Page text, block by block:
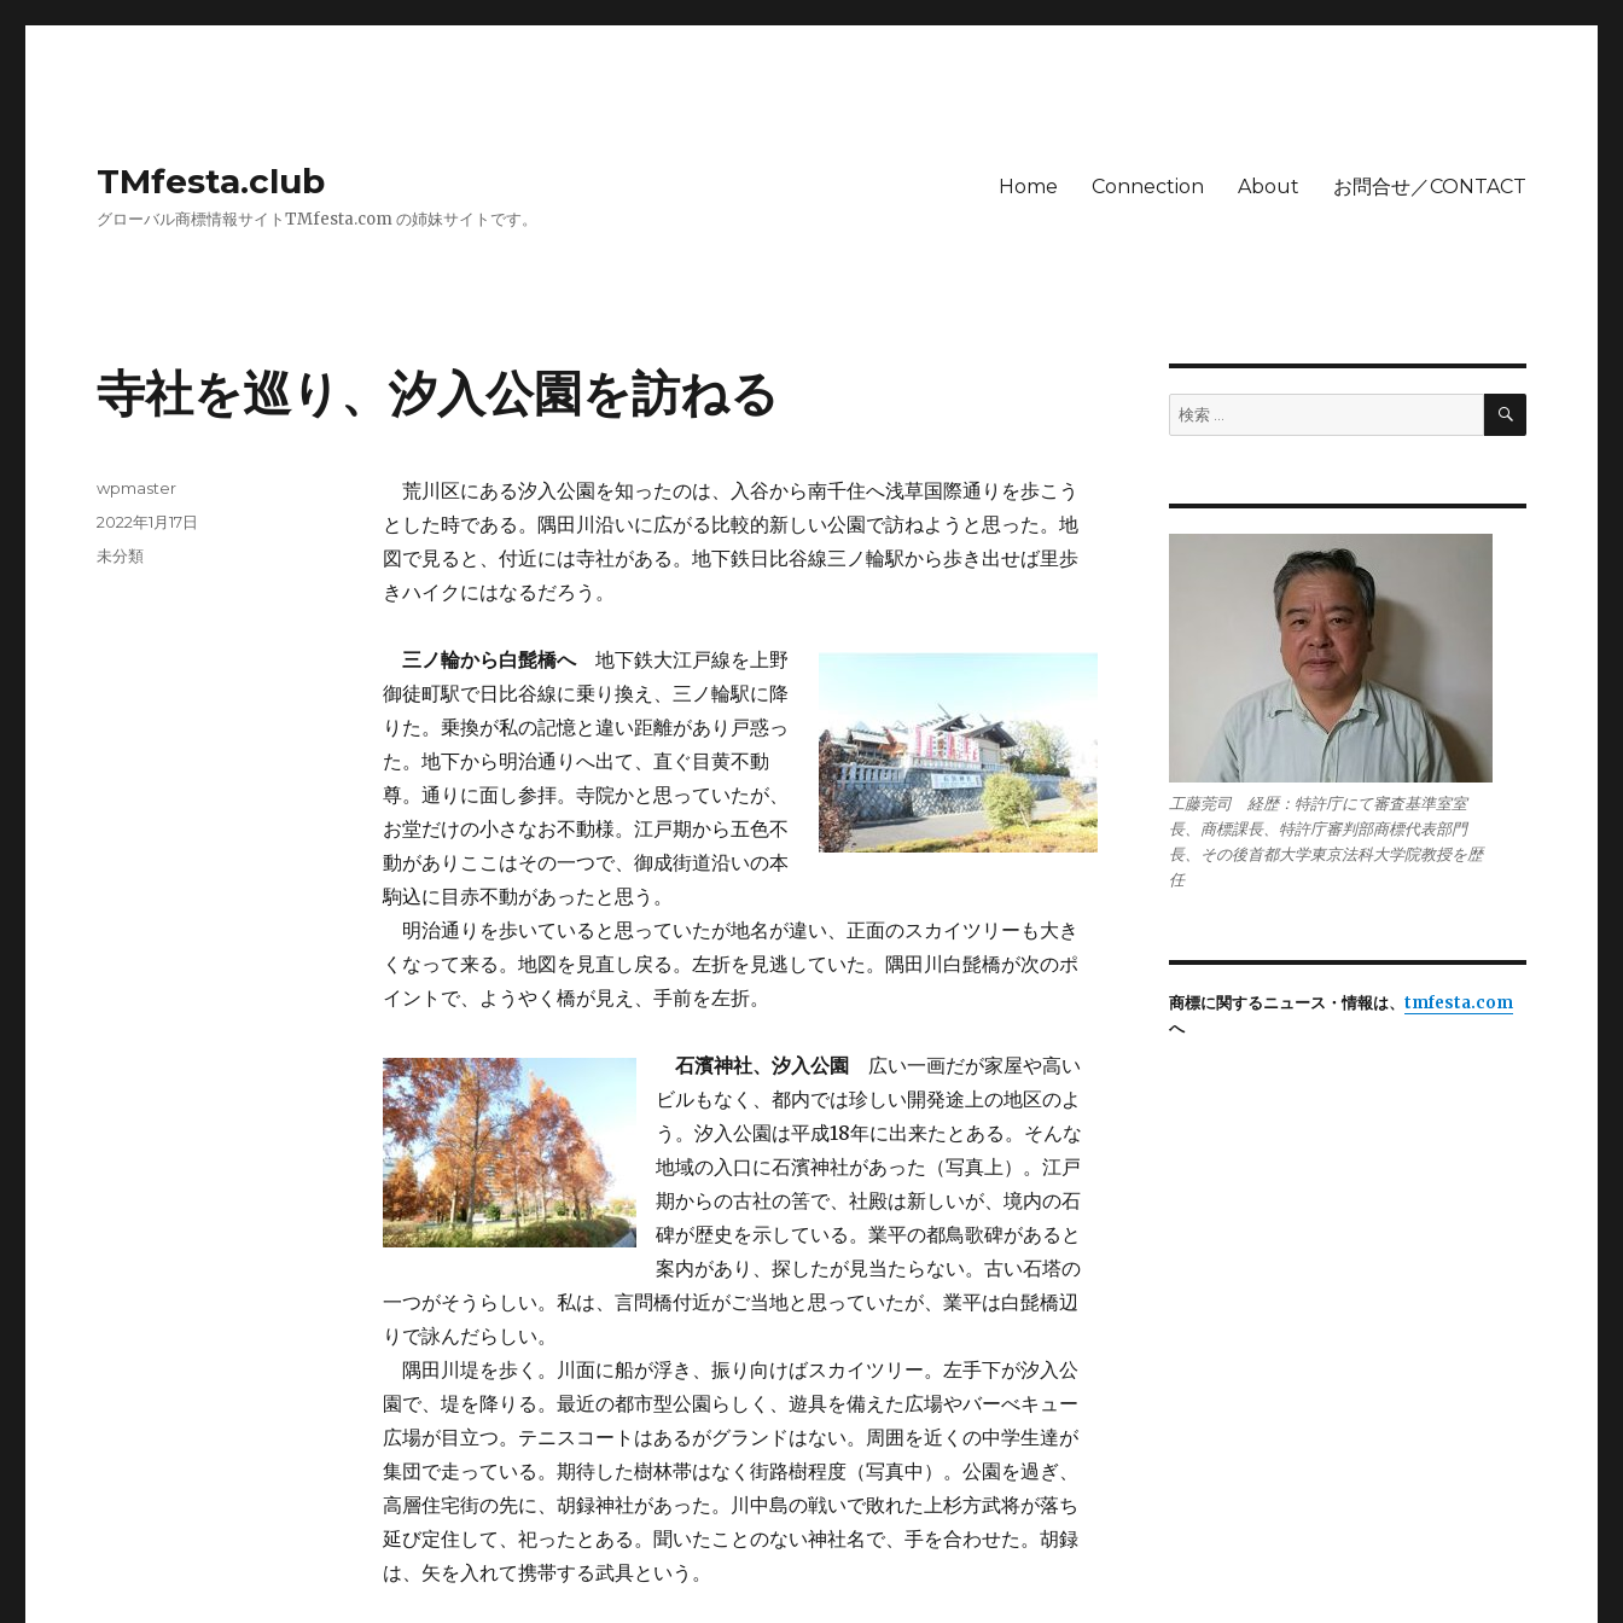
TMfesta.club
グローバル商標情報サイトTMfesta.com の姉妹サイトです。
Home Connection About お問合せ／CONTACT
寺社を巡り、汐入公園を訪ねる
荒川区にある汐入公園を知ったのは、入谷から南千住へ浅草国際通りを歩こう
とした時である。隅田川沿いに広がる比較的新しい公園で訪ねようと思った。地
図で見ると、付近には寺社がある。地下鉄日比谷線三ノ輪駅から歩き出せば里歩
きハイクにはなるだろう。
三ノ輪から白髭橋へ地下鉄大江戸線を上野
御徒町駅で日比谷線に乗り換え、三ノ輪駅に降
りた。乗換が私の記憶と違い距離があり戸惑っ
た。地下から明治通りへ出て、直ぐ目黄不動
尊。通りに面し参拝。寺院かと思っていたが、
お堂だけの小さなお不動様。江戸期から五色不
動がありここはその一つで、御成街道沿いの本
駒込に目赤不動があったと思う。
明治通りを歩いていると思っていたが地名が違い、正面のスカイツリーも大き
くなって来る。地図を見直し戻る。左折を見逃していた。隅田川白髭橋が次のポ
イントで、ようやく橋が見え、手前を左折。
石濱神社、汐入公園 広い一画だが家屋や高い
ビルもなく、都内では珍しい開発途上の地区のよ
う。汐入公園は平成18年に出来たとある。そんな
地域の入口に石濱神社があった（写真上）。江戸
期からの古社の筈で、社殿は新しいが、境内の石
碑が歴史を示している。業平の都鳥歌碑があると
案内があり、探したが見当たらない。古い石塔の
一つがそうらしい。私は、言問橋付近がご当地と思っていたが、業平は白髭橋辺
りで詠んだらしい。
隅田川堤を歩く。川面に船が浮き、振り向けばスカイツリー。左手下が汐入公
園で、堤を降りる。最近の都市型公園らしく、遊具を備えた広場やバーべキュー
広場が目立つ。テニスコートはあるがグランドはない。周囲を近くの中学生達が
集団で走っている。期待した樹林帯はなく街路樹程度（写真中）。公園を過ぎ、
高層住宅街の先に、胡録神社があった。川中島の戦いで敗れた上杉方武将が落ち
延び定住して、祀ったとある。聞いたことのない神社名で、手を合わせた。胡録
は、矢を入れて携帯する武具という。
投
wpmaster
投
稿
2022年1月17日
カ
未分類
検
索:
検
工藤莞司 経歴：特許庁にて審査基準室室
長、商標課長、特許庁審判部商標代表部門
長、その後首都大学東京法科大学院教授を歴
任
商標に関するニュース・情報は、 tmfesta.com
へ